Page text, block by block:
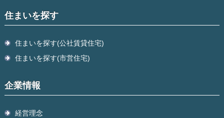
住まいを探す
住まいを探す(公社賃貸住宅)
住まいを探す(市営住宅)
企業情報
経営理念